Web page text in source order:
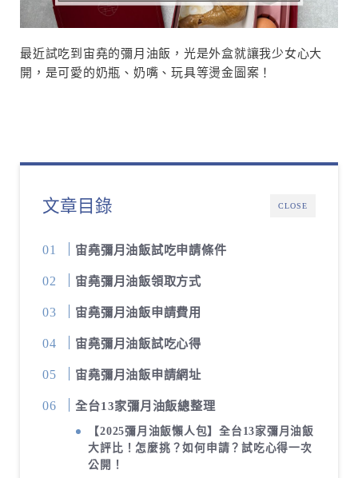
最近試吃到宙堯的彌月油飯，光是外盒就讓我少女心大
開，是可愛的奶瓶、奶嘴、玩具等燙金圖案！
CLOSE
文章目錄
宙堯彌月油飯試吃申請條件
宙堯彌月油飯領取方式
宙堯彌月油飯申請費用
宙堯彌月油飯試吃心得
宙堯彌月油飯申請網址
全台13家彌月油飯總整理
【2025彌月油飯懶人包】全台13家彌月油飯
大評比！怎麼挑？如何申請？試吃心得一次
公開！